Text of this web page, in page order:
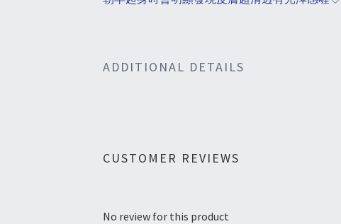
ADDITIONAL DETAILS
CUSTOMER REVIEWS
No review for this product